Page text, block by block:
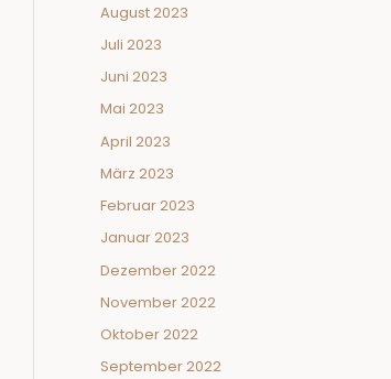
August 2023
Juli 2023
Juni 2023
Mai 2023
April 2023
März 2023
Februar 2023
Januar 2023
Dezember 2022
November 2022
Oktober 2022
September 2022